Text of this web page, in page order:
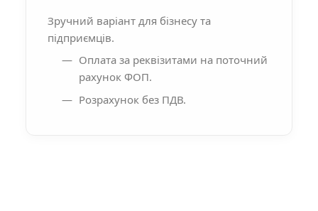
Зручний варіант для бізнесу та
підприємців.
Оплата за реквізитами на поточний
рахунок ФОП.
Розрахунок без ПДВ.